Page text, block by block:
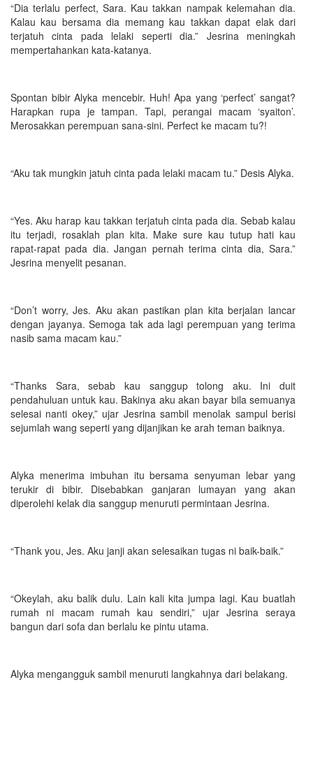
“Dia terlalu perfect, Sara. Kau takkan nampak kelemahan dia.
Kalau kau bersama dia memang kau takkan dapat elak dari
terjatuh cinta pada lelaki seperti dia.” Jesrina meningkah
mempertahankan kata-katanya.
Spontan bibir Alyka mencebir. Huh! Apa yang ‘perfect’ sangat?
Harapkan rupa je tampan. Tapi, perangai macam ‘syaiton’.
Merosakkan perempuan sana-sini. Perfect ke macam tu?!
“Aku tak mungkin jatuh cinta pada lelaki macam tu.” Desis Alyka.
“Yes. Aku harap kau takkan terjatuh cinta pada dia. Sebab kalau
itu terjadi, rosaklah plan kita. Make sure kau tutup hati kau
rapat-rapat pada dia. Jangan pernah terima cinta dia, Sara.”
Jesrina menyelit pesanan.
“Don’t worry, Jes. Aku akan pastikan plan kita berjalan lancar
dengan jayanya. Semoga tak ada lagi perempuan yang terima
nasib sama macam kau.”
“Thanks Sara, sebab kau sanggup tolong aku. Ini duit
pendahuluan untuk kau. Bakinya aku akan bayar bila semuanya
selesai nanti okey,” ujar Jesrina sambil menolak sampul berisi
sejumlah wang seperti yang dijanjikan ke arah teman baiknya.
Alyka menerima imbuhan itu bersama senyuman lebar yang
terukir di bibir. Disebabkan ganjaran lumayan yang akan
diperolehi kelak dia sanggup menuruti permintaan Jesrina.
“Thank you, Jes. Aku janji akan selesaikan tugas ni baik-baik.”
“Okeylah, aku balik dulu. Lain kali kita jumpa lagi. Kau buatlah
rumah ni macam rumah kau sendiri,” ujar Jesrina seraya
bangun dari sofa dan berlalu ke pintu utama.
Alyka mengangguk sambil menuruti langkahnya dari belakang.